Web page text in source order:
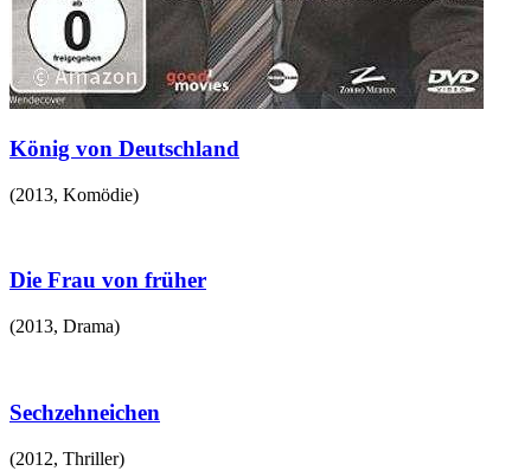
König von Deutschland
(2013, Komödie)
Die Frau von früher
(2013, Drama)
Sechzehneichen
(2012, Thriller)